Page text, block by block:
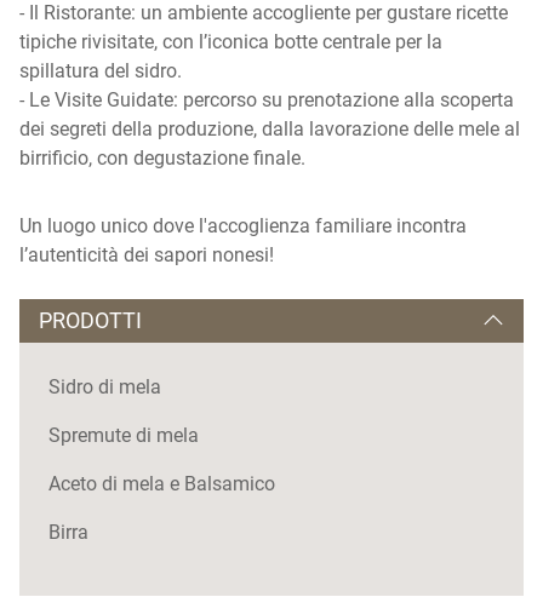
- Il Ristorante: un ambiente accogliente per gustare ricette
tipiche rivisitate, con l’iconica botte centrale per la
spillatura del sidro.
- Le Visite Guidate: percorso su prenotazione alla scoperta
dei segreti della produzione, dalla lavorazione delle mele al
birrificio, con degustazione finale.
Un luogo unico dove l'accoglienza familiare incontra
l’autenticità dei sapori nonesi!
PRODOTTI
Sidro di mela
Spremute di mela
Aceto di mela e Balsamico
Birra